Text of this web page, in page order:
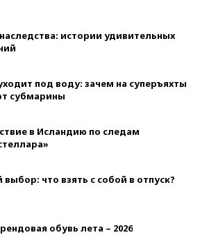
истории удивительных
под воду: зачем на суперъяхты
субмарины
в Исландию по следам
что взять с собой в отпуск?
обувь лета – 2026